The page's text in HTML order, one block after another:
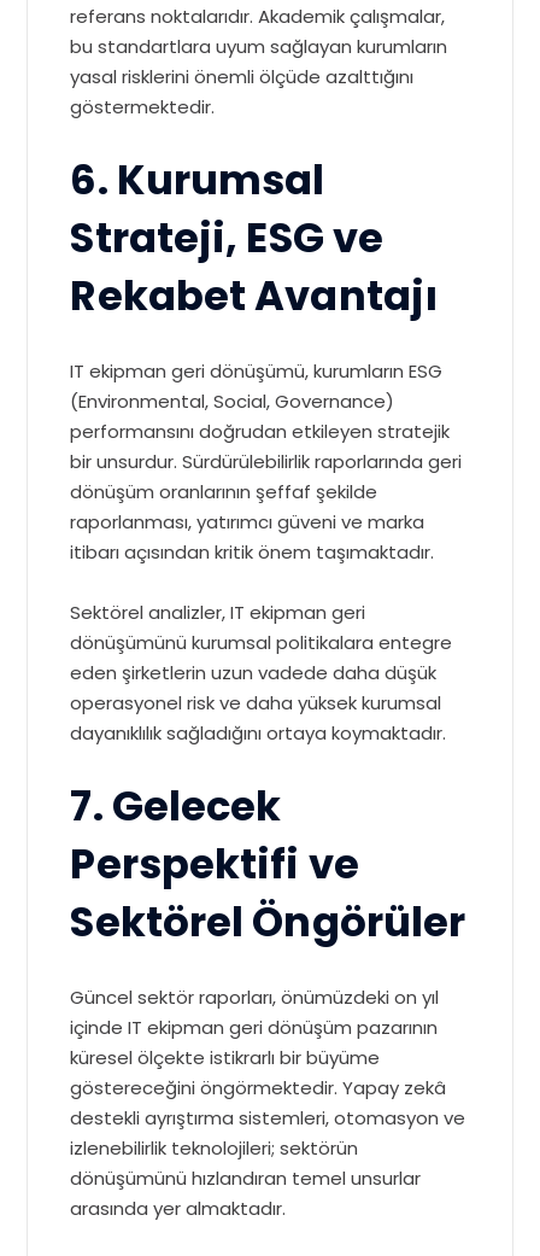
referans noktalarıdır. Akademik çalışmalar,
bu standartlara uyum sağlayan kurumların
yasal risklerini önemli ölçüde azalttığını
göstermektedir.
6. Kurumsal
Strateji, ESG ve
Rekabet Avantajı
IT ekipman geri dönüşümü, kurumların ESG
(Environmental, Social, Governance)
performansını doğrudan etkileyen stratejik
bir unsurdur. Sürdürülebilirlik raporlarında geri
dönüşüm oranlarının şeffaf şekilde
raporlanması, yatırımcı güveni ve marka
itibarı açısından kritik önem taşımaktadır.
Sektörel analizler, IT ekipman geri
dönüşümünü kurumsal politikalara entegre
eden şirketlerin uzun vadede daha düşük
operasyonel risk ve daha yüksek kurumsal
dayanıklılık sağladığını ortaya koymaktadır.
7. Gelecek
Perspektifi ve
Sektörel Öngörüler
Güncel sektör raporları, önümüzdeki on yıl
içinde IT ekipman geri dönüşüm pazarının
küresel ölçekte istikrarlı bir büyüme
göstereceğini öngörmektedir. Yapay zekâ
destekli ayrıştırma sistemleri, otomasyon ve
izlenebilirlik teknolojileri; sektörün
dönüşümünü hızlandıran temel unsurlar
arasında yer almaktadır.